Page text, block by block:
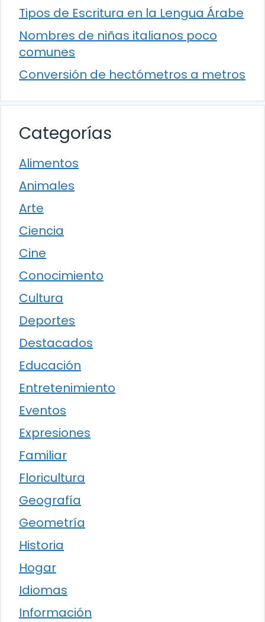
Tipos de Escritura en la Lengua Árabe
Nombres de niñas italianos poco
comunes
Conversión de hectómetros a metros
Categorías
Alimentos
Animales
Arte
Ciencia
Cine
Conocimiento
Cultura
Deportes
Destacados
Educación
Entretenimiento
Eventos
Expresiones
Familiar
Floricultura
Geografía
Geometría
Historia
Hogar
Idiomas
Información